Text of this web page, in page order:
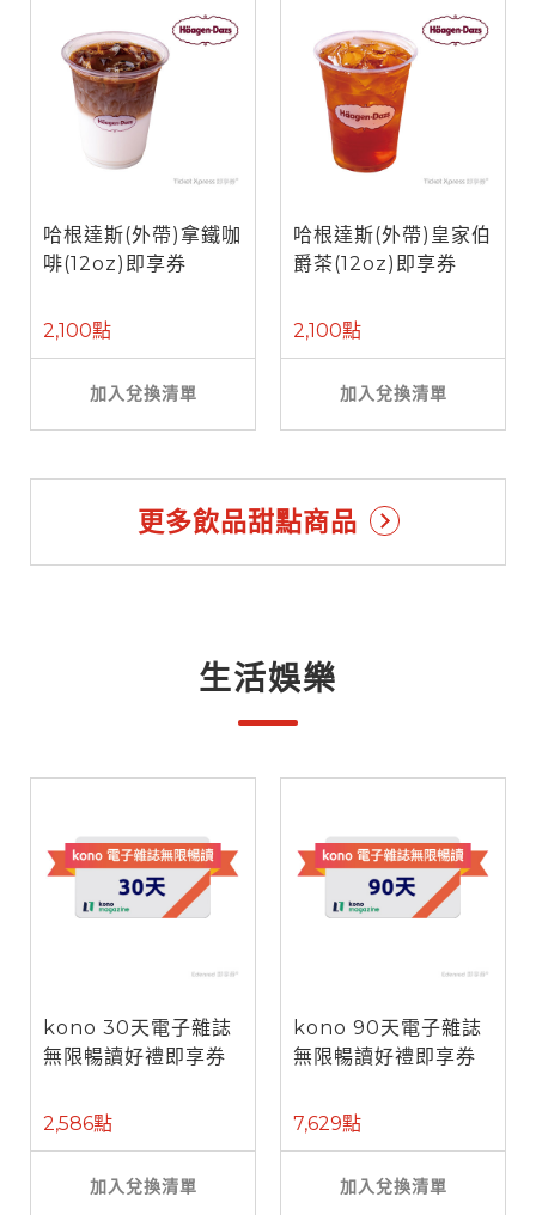
哈根達斯(外帶)拿鐵咖
啡(12oz)即享券
2,100點
加入兌換清單
哈根達斯(外帶)皇家伯
爵茶(12oz)即享券
2,100點
加入兌換清單
更多飲品甜點商品
生活娛樂
kono 30天電子雜誌
無限暢讀好禮即享券
2,586點
加入兌換清單
kono 90天電子雜誌
無限暢讀好禮即享券
7,629點
加入兌換清單